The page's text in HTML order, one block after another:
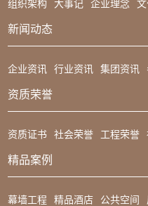
组织架构 大事记 企业理念
新闻动态
企业资讯 行业资讯 集团资讯
资质荣誉
资质证书 社会荣誉 工程荣誉
精品案例
幕墙工程 精品酒店 公共空间